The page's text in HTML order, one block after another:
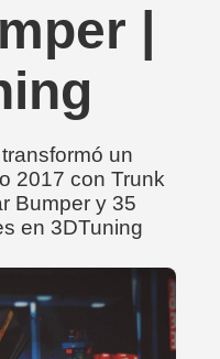
|
un
2017 con Trunk
Bumper y 35
en 3DTuning